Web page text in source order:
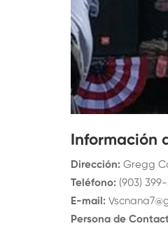
Información
Dirección: Gregg
Teléfono: (903) 399-
E-mail :
Persona de